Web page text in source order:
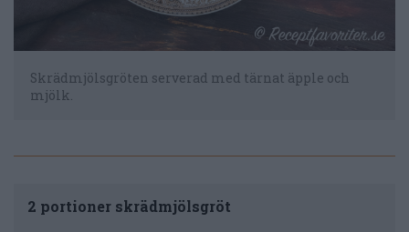
Skrädmjölsgröten serverad med tärnat äpple och
mjölk.
2 portioner skrädmjölsgröt